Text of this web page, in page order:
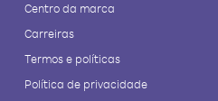
Centro da marca
Carreiras
Termos e políticas
Política de privacidade